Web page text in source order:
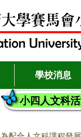
學校消息
小四人文科